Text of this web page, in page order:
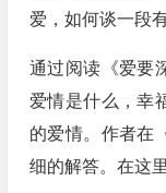
爱，如何谈一段
通过阅读《爱要
爱情是什么，幸
的爱情。作者在
细的解答。在这